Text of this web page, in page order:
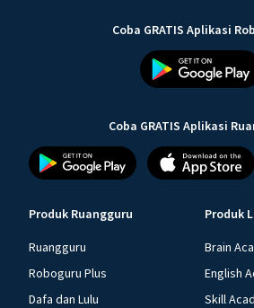
Coba GRATIS Aplikasi
Coba GRATIS Aplikasi
Produk Ruangguru
Ruangguru
Roboguru Plus
Dafa dan Lulu
Produk
Brain
English
Skill